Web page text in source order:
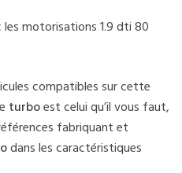
motorisations 1.9 dti 80
compatibles sur cette
turboest celui qu’il vous faut,
fabriquant et
dans les caractéristiques